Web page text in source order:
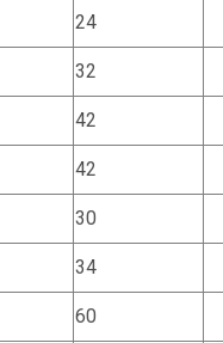
24
32
42
42
30
34
60